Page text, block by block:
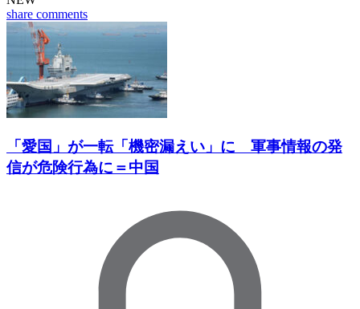
share comments
「愛国」が一転「機密漏えい」に 軍事情報の発
信が危険行為に＝中国